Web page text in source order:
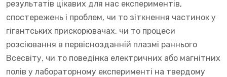
результатів цікавих для нас експериментів,
спостережень і проблем, чи то зіткнення частинок у
гігантських прискорювачах, чи то процеси
розсіювання в первіснозданній плазмі раннього
Всесвіту, чи то поведінка електричних або магнітних
полів у лабораторному експерименті на твердому